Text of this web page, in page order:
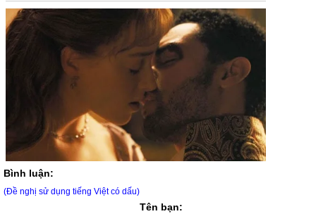
Bình luận:
(Đề nghị sử dụng tiếng Việt có dấu)
Tên bạn: